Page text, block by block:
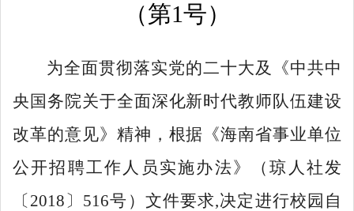
（第1号）
为全面贯彻落实党的二十大及《中共中
央国务院关于全面深化新时代教师队伍建设
改革的意见》精神，根据《海南省事业单位
公开招聘工作人员实施办法》（琼人社发
〔2018〕516号）文件要求,决定进行校园自